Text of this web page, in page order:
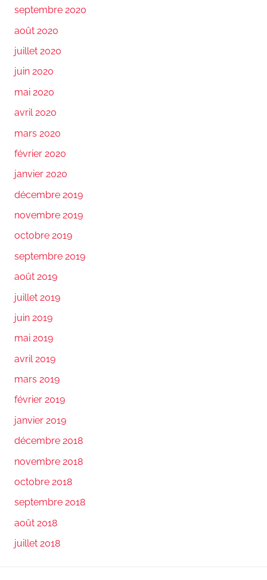
septembre 2020
août 2020
juillet 2020
juin 2020
mai 2020
avril 2020
mars 2020
février 2020
janvier 2020
décembre 2019
novembre 2019
octobre 2019
septembre 2019
août 2019
juillet 2019
juin 2019
mai 2019
avril 2019
mars 2019
février 2019
janvier 2019
décembre 2018
novembre 2018
octobre 2018
septembre 2018
août 2018
juillet 2018